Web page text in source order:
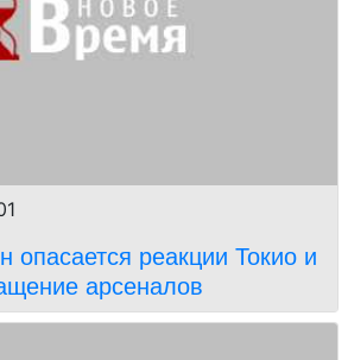
опасается реакции Токио и
арсеналов